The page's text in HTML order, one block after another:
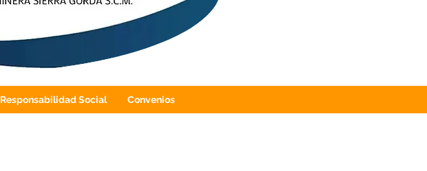
Responsabilidad Social Convenios